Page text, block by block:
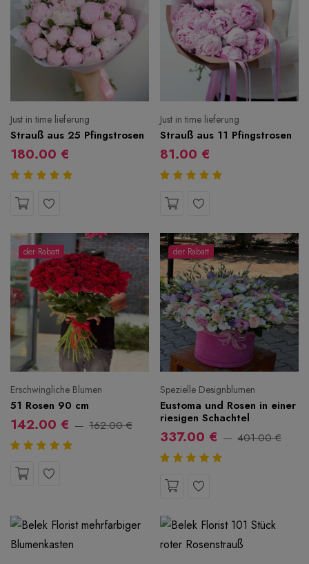
Just in time lieferung
Strauß aus 25 Pfingstrosen
180.00 €
Just in time lieferung
Strauß aus 11 Pfingstrosen
81.00 €
der Rabatt
Erschwingliche Blumen
51 Rosen 90 cm
142.00 € 162.00 €
der Rabatt
Spezielle Designblumen
Eustoma und Rosen in einer
riesigen Schachtel
337.00 € 401.00 €